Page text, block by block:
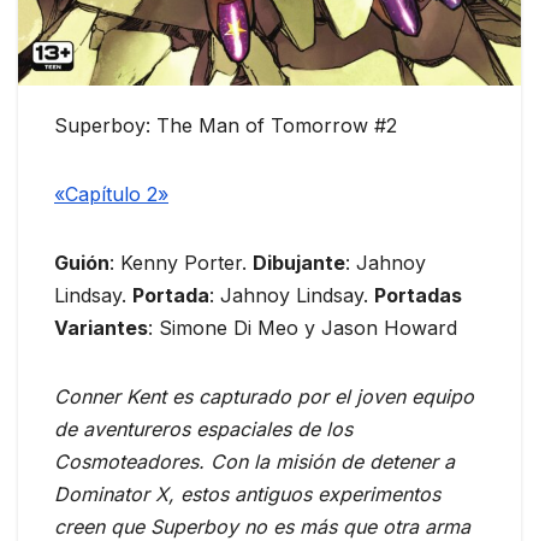
Superboy: The Man of Tomorrow #2
«Capítulo 2»
Guión: Kenny Porter. Dibujante: Jahnoy
Lindsay. Portada: Jahnoy Lindsay. Portadas
Variantes: Simone Di Meo y Jason Howard
Conner Kent es capturado por el joven equipo
de aventureros espaciales de los
Cosmoteadores. Con la misión de detener a
Dominator X, estos antiguos experimentos
creen que Superboy no es más que otra arma